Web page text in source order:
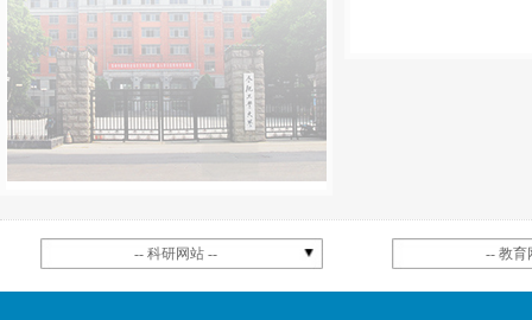
-- 科研网站 -- -- 教育